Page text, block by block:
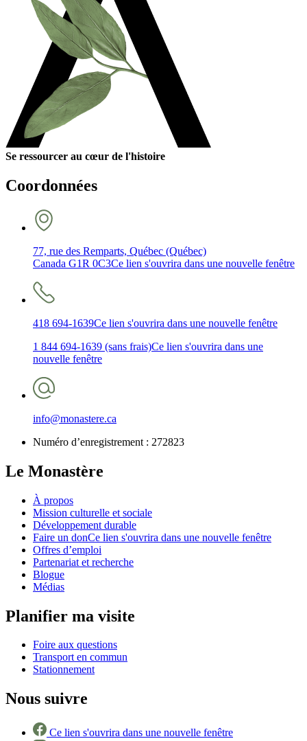
Se ressourcer au cœur de l'histoire
Coordonnées
77, rue des Remparts, Québec (Québec)
Canada G1R 0C3Ce lien s'ouvrira dans une nouvelle fenêtre
418 694-1639Ce lien s'ouvrira dans une nouvelle fenêtre
1 844 694-1639 (sans frais)Ce lien s'ouvrira dans une
nouvelle fenêtre
info@monastere.ca
Numéro d’enregistrement : 272823
Le Monastère
À propos
Mission culturelle et sociale
Développement durable
Faire un donCe lien s'ouvrira dans une nouvelle fenêtre
Offres d’emploi
Partenariat et recherche
Blogue
Médias
Planifier ma visite
Foire aux questions
Transport en commun
Stationnement
Nous suivre
Ce lien s'ouvrira dans une nouvelle fenêtre